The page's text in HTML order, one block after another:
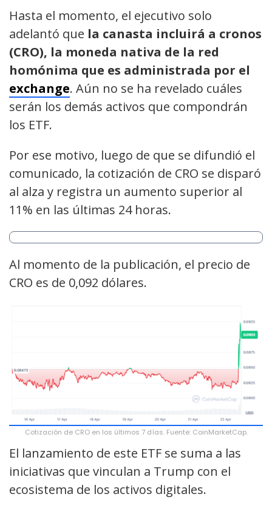
Hasta el momento, el ejecutivo solo
adelantó que la canasta incluirá a cronos
(CRO), la moneda nativa de la red
homónima que es administrada por el
exchange. Aún no se ha revelado cuáles
serán los demás activos que compondrán
los ETF.
Por ese motivo, luego de que se difundió el
comunicado, la cotización de CRO se disparó
al alza y registra un aumento superior al
11% en las últimas 24 horas.
Al momento de la publicación, el precio de
CRO es de 0,092 dólares.
Cotización de CRO en los últimos 7 días. Fuente: CoinMarketCap.
El lanzamiento de este ETF se suma a las
iniciativas que vinculan a Trump con el
ecosistema de los activos digitales.